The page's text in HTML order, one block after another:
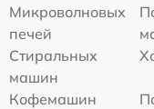
Микроволновых
печей
Стиральных
машин
Кофемашин